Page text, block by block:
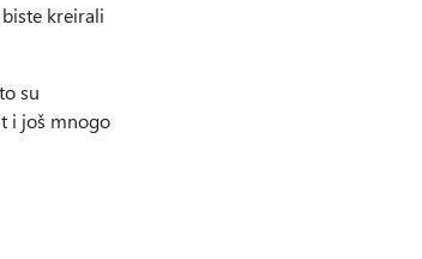
kreirali
su
i još mnogo